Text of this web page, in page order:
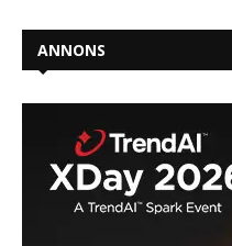
ANNONS